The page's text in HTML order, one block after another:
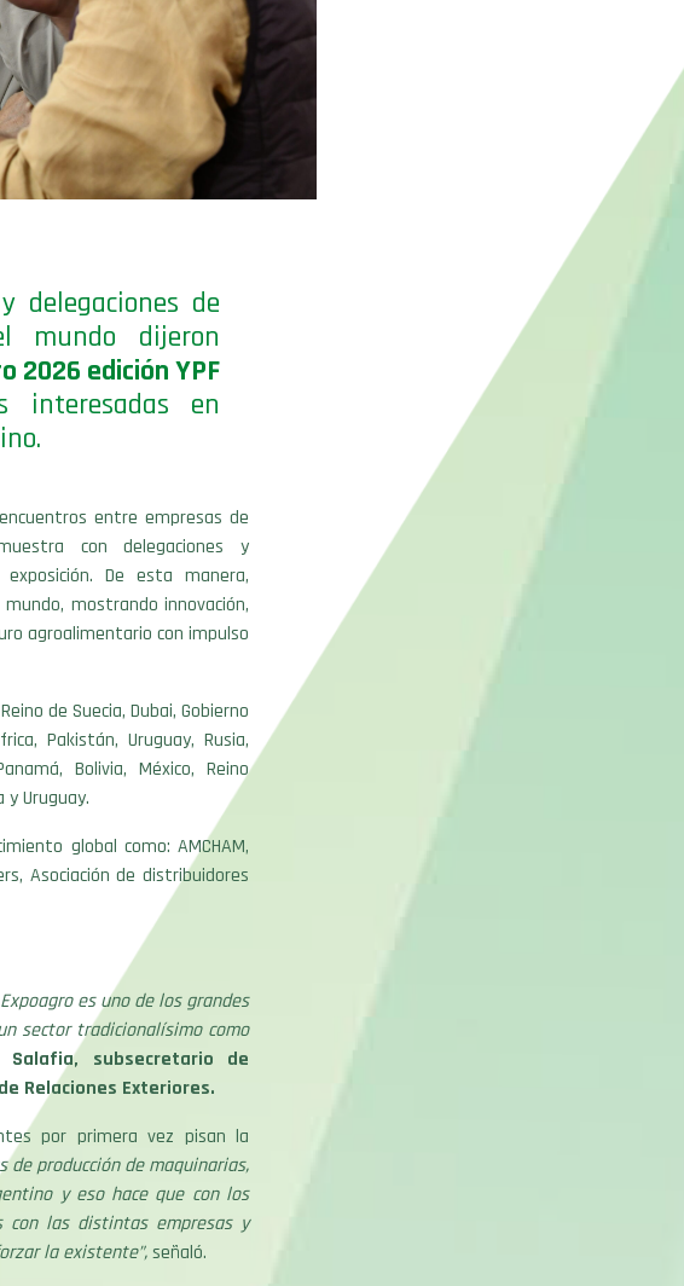
delegaciones de
mundo dijeron
2026 edición YPF
interesadas en
entre empresas de
con delegaciones y
De esta manera,
mostrando innovación,
agroalimentario con impulso
de Suecia, Dubai, Gobierno
Pakistán, Uruguay, Rusia,
Bolivia, México, Reino
Uruguay.
global como: AMCHAM,
Asociación de distribuidores
es uno de los grandes
sector tradicionalísimo como
Salafia, subsecretario de
Relaciones Exteriores.
por primera vez pisan la
producción de maquinarias,
y eso hace que con los
con las distintas empresas y
la existente”,señaló.